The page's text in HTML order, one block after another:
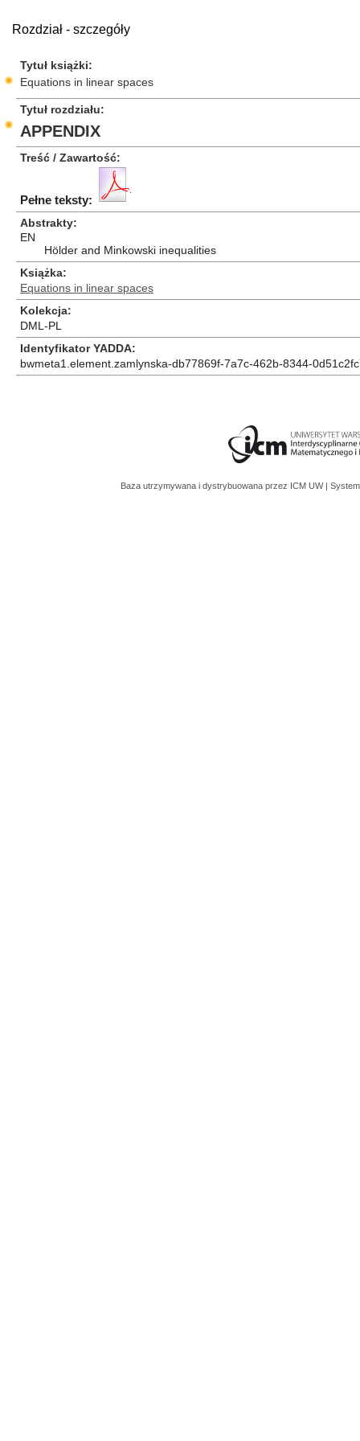
Rozdział - szczegóły
Tytuł książki
Equations in linear spaces
Tytuł rozdziału
APPENDIX
Treść / Zawartość
Pełne teksty:
Abstrakty
EN
Hölder and Minkowski inequalities
Książka
Equations in linear spaces
Kolekcja
DML-PL
Identyfikator YADDA
bwmeta1.element.zamlynska-db77869f-7a7c-462b-8344-
Baza utrzymywana i dystrybuowana przez ICM UW |